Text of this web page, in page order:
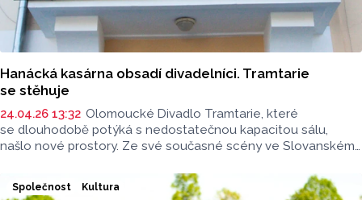
Hanácká kasárna obsadí divadelníci. Tramtarie
se stěhuje
24.04.26 13:32 Olomoucké Divadlo Tramtarie, které
se dlouhodobě potýká s nedostatečnou kapacitou sálu,
našlo nové prostory. Ze své současné scény ve Slovanském
Společnost Kultura